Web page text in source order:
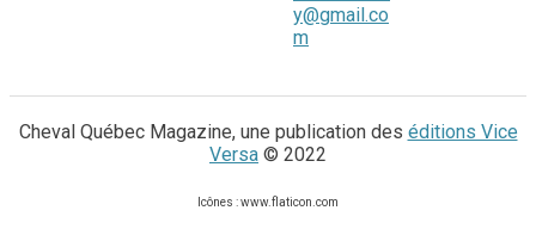
y@gmail.co
m
Cheval Québec Magazine, une publication des éditions Vice
Versa © 2022
Icônes : ​www.flaticon.com